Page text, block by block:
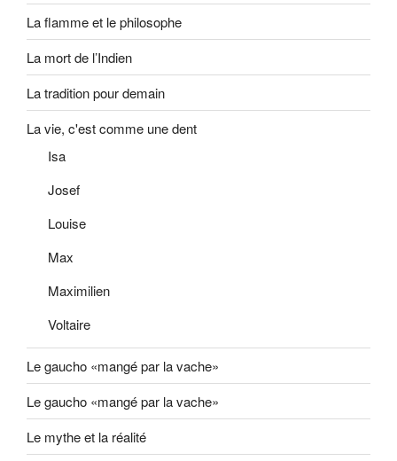
La flamme et le philosophe
La mort de l’Indien
La tradition pour demain
La vie, c'est comme une dent
Isa
Josef
Louise
Max
Maximilien
Voltaire
Le gaucho «mangé par la vache»
Le gaucho «mangé par la vache»
Le mythe et la réalité